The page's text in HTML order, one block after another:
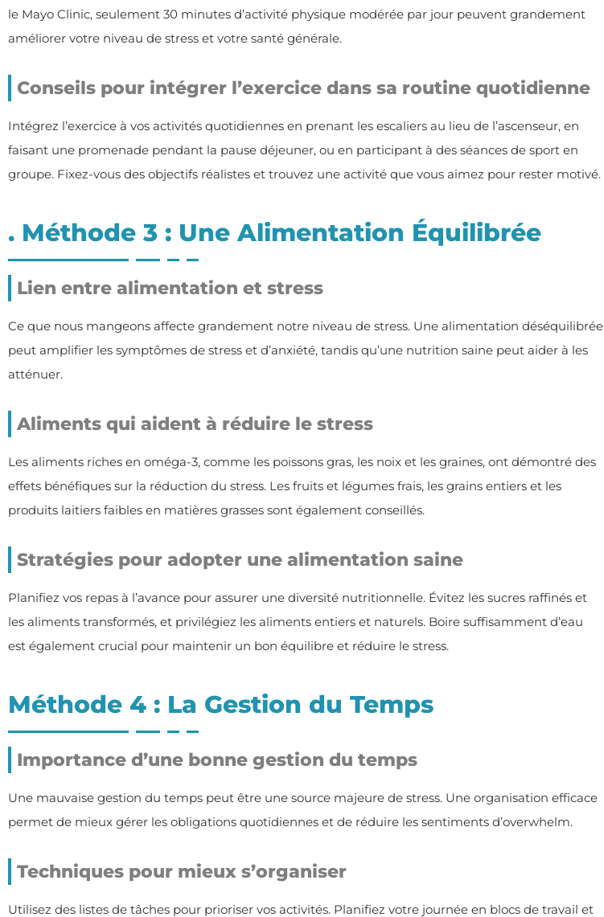
le Mayo Clinic, seulement 30 minutes d’activité physique modérée par jour peuvent grandement
améliorer votre niveau de stress et votre santé générale.
Conseils pour intégrer l’exercice dans sa routine quotidienne
Intégrez l’exercice à vos activités quotidiennes en prenant les escaliers au lieu de l’ascenseur, en
faisant une promenade pendant la pause déjeuner, ou en participant à des séances de sport en
groupe. Fixez-vous des objectifs réalistes et trouvez une activité que vous aimez pour rester motivé.
. Méthode 3 : Une Alimentation Équilibrée
Lien entre alimentation et stress
Ce que nous mangeons affecte grandement notre niveau de stress. Une alimentation déséquilibrée
peut amplifier les symptômes de stress et d’anxiété, tandis qu’une nutrition saine peut aider à les
atténuer.
Aliments qui aident à réduire le stress
Les aliments riches en oméga-3, comme les poissons gras, les noix et les graines, ont démontré des
effets bénéfiques sur la réduction du stress. Les fruits et légumes frais, les grains entiers et les
produits laitiers faibles en matières grasses sont également conseillés.
Stratégies pour adopter une alimentation saine
Planifiez vos repas à l’avance pour assurer une diversité nutritionnelle. Évitez les sucres raffinés et
les aliments transformés, et privilégiez les aliments entiers et naturels. Boire suffisamment d’eau
est également crucial pour maintenir un bon équilibre et réduire le stress.
Méthode 4 : La Gestion du Temps
Importance d’une bonne gestion du temps
Une mauvaise gestion du temps peut être une source majeure de stress. Une organisation efficace
permet de mieux gérer les obligations quotidiennes et de réduire les sentiments d’overwhelm.
Techniques pour mieux s’organiser
Utilisez des listes de tâches pour prioriser vos activités. Planifiez votre journée en blocs de travail et